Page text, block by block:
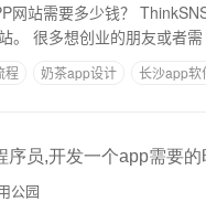
要多少钱？ ThinkSNS告诉你需要
需要多少钱做一个APP//网站。 很多想创业的朋友或者需
程 奶茶app设计 长沙app软
序员,开发一个app需要的
公园